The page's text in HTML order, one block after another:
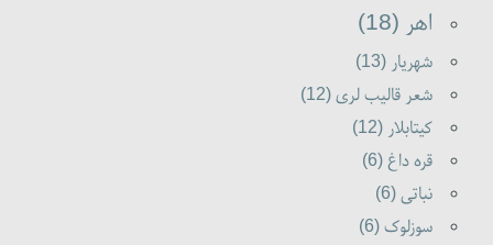
اهر (18)
شهریار (13)
شعر قالیب لری (12)
کیتابلار (12)
قره داغ (6)
نباتی (6)
سوزلوک (6)